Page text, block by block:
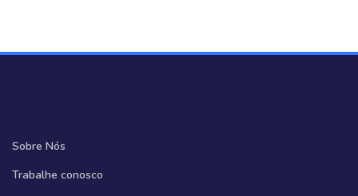
Sobre Nós
Trabalhe conosco